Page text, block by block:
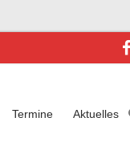
Termine Aktuelles